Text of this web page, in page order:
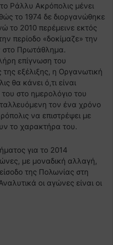
Ράλλυ Ακρόπολις μένει
το 1974 δε διοργανώθηκε
το 2010 περέμεινε εκτός
περίοδο «δοκίμαζε» την
στο Πρωτάθλημα.
επίγνωση του
εξέλιξης, η Οργανωτική
θα κάνει ό,τι είναι
στο ημερολόγιο του
τον ένα χρόνο
να επιστρέψει με
το χαρακτήρα του.
για το 2014
με μοναδική αλλαγή,
της Πολωνίας στη
οι αγώνες είναι οι